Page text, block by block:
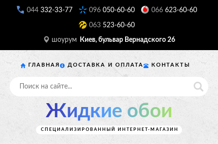
044 332-33-77 096 050-60-60 066 623-60-60
063 523-60-60
шоурум Киев, бульвар Вернадского 26
ГЛАВНАЯ ДОСТАВКА И ОПЛАТА КОНТАКТЫ
Жидкие обои
СПЕЦИАЛИЗИРОВАННЫЙ ИНТЕРНЕТ-МАГАЗИН